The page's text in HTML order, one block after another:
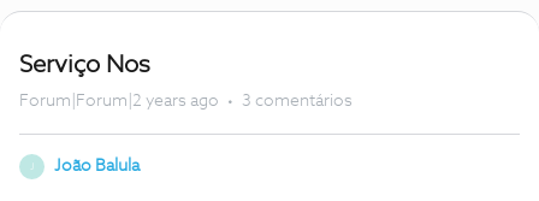
Serviço Nos
Forum|Forum|2 years ago 3 comentários
João Balula